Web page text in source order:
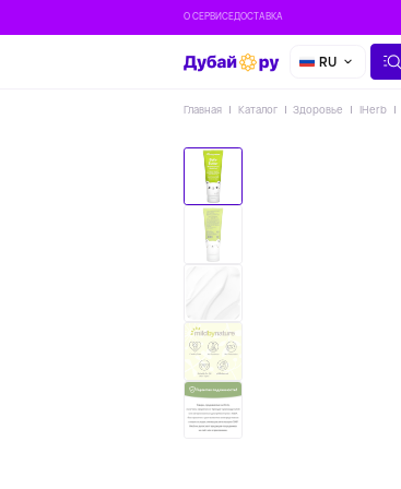
О СЕРВИСЕДОСТАВКА
RU
Главная Каталог Здоровье IHerb